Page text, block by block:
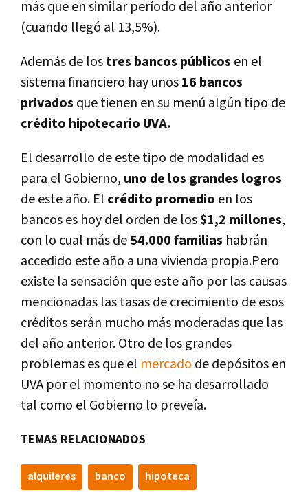
más que en similar perí­odo del año anterior
(cuando llegó al 13,5%).
Además de lostres bancos públicos en el
sistema financiero hay unos16 bancos
privados que tienen en su menú algún tipo de
crédito hipotecario UVA.
El desarrollo de este tipo de modalidad es
para el Gobierno, uno de los grandes logros
de este año. El crédito promedio en los
bancos es hoy del orden de los$1,2 millones,
con lo cual más de54.000 familias habrán
accedido este año a una vivienda propia.Pero
existe la sensación que este año por las causas
mencionadas las tasas de crecimiento de esos
créditos serán mucho más moderadas que las
del año anterior. Otro de los grandes
problemas es que el mercado de depósitos en
UVA por el momento no se ha desarrollado
tal como el Gobierno lo preveí­a.
TEMAS RELACIONADOS
alquileres banco hipoteca